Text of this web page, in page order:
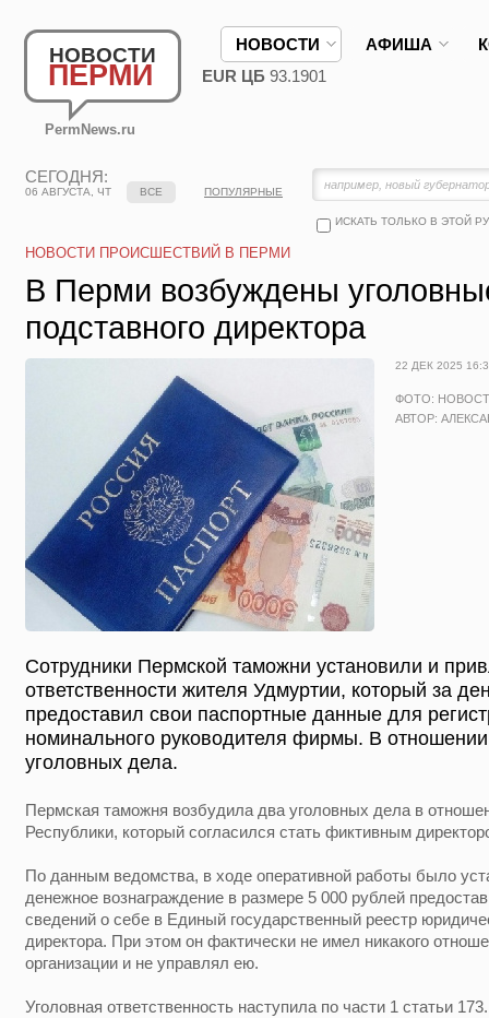
НОВОСТИ
ПЕРМИ
PermNews.ru
НОВОСТИ АФИША
EUR ЦБ 93.1901
СЕГОДНЯ:
06 АВГУСТА, ЧТ
ИСКАТЬ ТОЛЬКО В ЭТОЙ
ВСЕ ПОПУЛЯРНЫЕ
НОВОСТИ ПРОИСШЕСТВИЙ В ПЕРМИ
В Перми возбуждены
подставного директора
22 ДЕК 2025
ФОТО:
АВТОР:
Сотрудники Пермской таможни установили и
ответственности жителя Удмуртии, который за
предоставил свои паспортные данные для
номинального руководителя фирмы. В
уголовных дела.
Пермская таможня возбудила два уголовных дела в
Республики, который согласился стать фиктивным
По данным ведомства, в ходе оперативной работы было
денежное вознаграждение в размере 5 000 рублей
сведений о себе в Единый государственный реестр
директора. При этом он фактически не имел никакого
организации и не управлял ею.
Уголовная ответственность наступила по части 1 статьи